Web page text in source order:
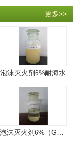
更多>>
泡沫灭火剂6%耐海水